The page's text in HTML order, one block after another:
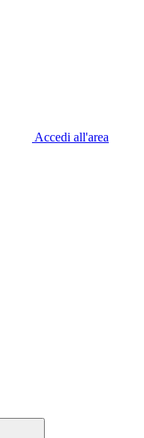
Accedi all'area